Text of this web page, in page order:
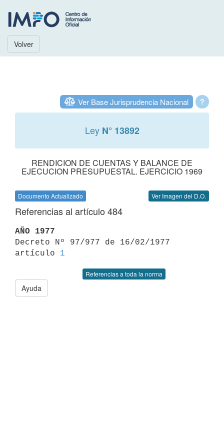
Volver
?
Ver Base Jurisprudencia Nacional
Ley N° 13892
RENDICION DE CUENTAS Y BALANCE DE
EJECUCION PRESUPUESTAL. EJERCICIO 1969
Documento Actualizado Ver Imagen del D.O.
Referencias al artículo 484
AÑO 1977
Decreto Nº 97/977 de 16/02/1977
artículo 1
Referencias a toda la norma
Ayuda